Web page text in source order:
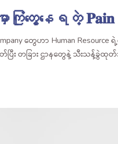
တွေ့နေရတဲ့ 𝐏𝐚𝐢𝐧
တွေဟာ Human
း တခြား ဌာနတွေနဲ့ သီးသန့်ခွဲထု